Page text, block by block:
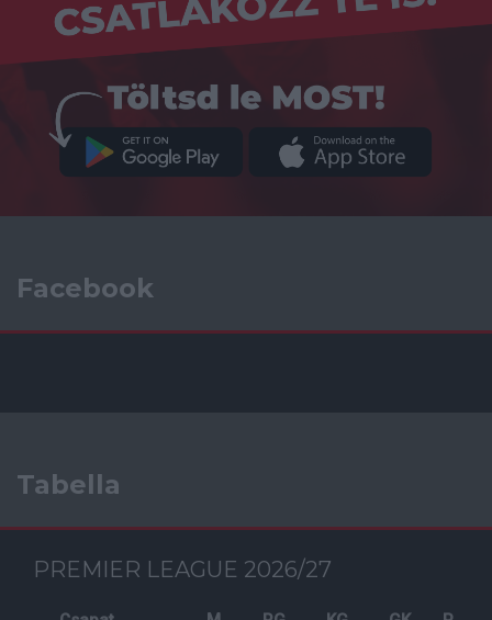
Facebook
Tabella
PREMIER LEAGUE 2026/27